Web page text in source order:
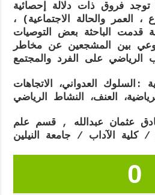
توجد فروق ذات دلالة إحصائية
العمر والحالة الاجتماعية) ،
قدمت الباحثة بعض التوصيات
بين المشجعين عن مخاطر
: السلوك العدواني، الاتجاهات
عثمان عبدالله , قسم علم
0